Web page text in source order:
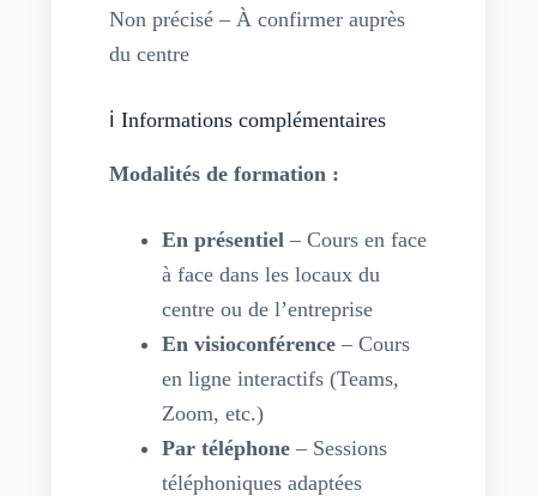
Non précisé – À confirmer auprès
du centre
ℹ️ Informations complémentaires
Modalités de formation :
En présentiel – Cours en face
à face dans les locaux du
centre ou de l’entreprise
En visioconférence– Cours
en ligne interactifs (Teams,
Zoom, etc.)
Par téléphone– Sessions
téléphoniques adaptées